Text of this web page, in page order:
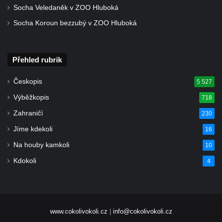
Kříž u kostela Nanebevzetí Panny Marie v
Pánův kříž v Broumovských stěnách
Kříž u domu čp. 113 na Vlčí Hoře
Kříž pod domem čp. 177 na Vlčí Hoře
Centrální kříž hřbitova Vlčí Hora
Kříž u domu čp. 128 na Vlčí Hoře
Kříž u domu čp. 79 v ulici Salmovská ve
Velkém Šenově
Socha Veledaněk v ZOO Hluboká
Socha Koroun bezzubý v ZOO Hluboká
Přehled rubrik
Českopis 5 527
Výběžkopis 718
Zahraničí 230
Jíme kdekoli 16
Na houby kamkoli 10
Kdokoli 4
www.cokolivokoli.cz info@cokolivokoli.cz